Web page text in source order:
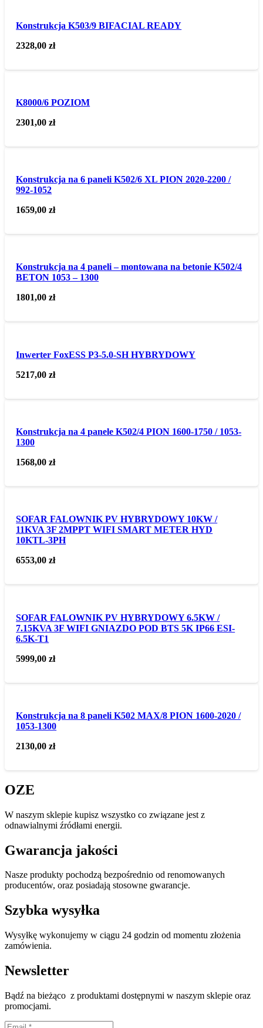
Konstrukcja K503/9 BIFACIAL READY
2328,00zł
K8000/6 POZIOM
2301,00zł
Konstrukcja na 6 paneli K502/6 XL PION 2020-2200 /
992-1052
1659,00zł
Konstrukcja na 4 paneli – montowana na betonie K502/4
BETON 1053 – 1300
1801,00zł
Inwerter FoxESS P3-5.0-SH HYBRYDOWY
5217,00zł
Konstrukcja na 4 panele K502/4 PION 1600-1750 / 1053-
1300
1568,00zł
SOFAR FALOWNIK PV HYBRYDOWY 10KW /
11KVA 3F 2MPPT WIFI SMART METER HYD
10KTL-3PH
6553,00zł
SOFAR FALOWNIK PV HYBRYDOWY 6.5KW /
7.15KVA 3F WIFI GNIAZDO POD BTS 5K IP66 ESI-
6.5K-T1
5999,00zł
Konstrukcja na 8 paneli K502 MAX/8 PION 1600-2020 /
1053-1300
2130,00zł
OZE
W naszym sklepie kupisz wszystko co związane jest z
odnawialnymi źródłami energii.
Gwarancja jakości
Nasze produkty pochodzą bezpośrednio od renomowanych
producentów, oraz posiadają stosowne gwarancje.
Szybka wysyłka
Wysyłkę wykonujemy w ciągu 24 godzin od momentu złożenia
zamówienia.
Newsletter
Bądź na bieżąco z produktami dostępnymi w naszym sklepie oraz
promocjami.